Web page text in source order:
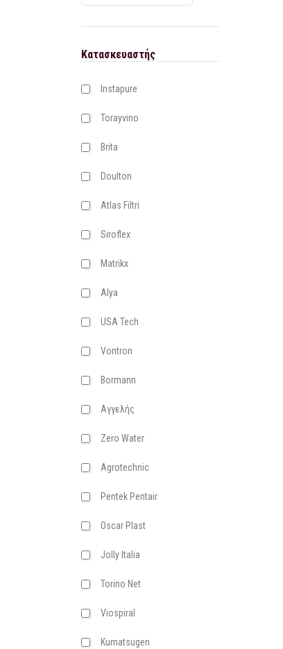
Κατασκευαστής
Instapure
Torayvino
Brita
Doulton
Atlas Filtri
Siroflex
Matrikx
Alya
USA Tech
Vontron
Bormann
Αγγελής
Zero Water
Agrotechnic
Pentek Pentair
Oscar Plast
Jolly Italia
Torino Net
Viospiral
Kumatsugen